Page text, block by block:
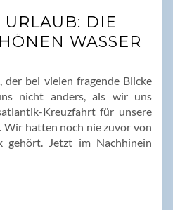
DIE
WASSER
der bei vielen fragende Blicke
nicht anders, als wir uns
Kreuzfahrt für unsere
Wir hatten noch nie zuvor von
Jetzt im Nachhinein